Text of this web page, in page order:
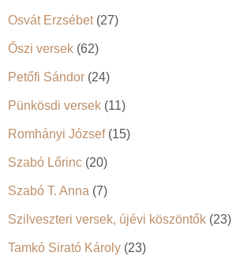
Osvát Erzsébet(27)
Őszi versek (62)
Petőfi Sándor (24)
Pünkösdi versek (11)
Romhányi József(15)
Szabó Lőrinc (20)
Szabó T. Anna (7)
Szilveszteri versek, újévi köszöntők (23)
Tamkó Sirató Károly (23)